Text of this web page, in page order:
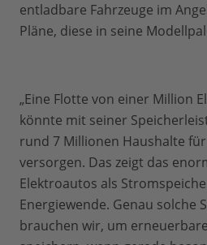
entladbare Fahrzeuge im
Pläne, diese in seine
„Eine Flotte von einer Million
könnte mit seiner
rund 7 Millionen Haushalte
versorgen. Das zeigt das
Elektroautos als
Energiewende. Genau solche
brauchen wir, um